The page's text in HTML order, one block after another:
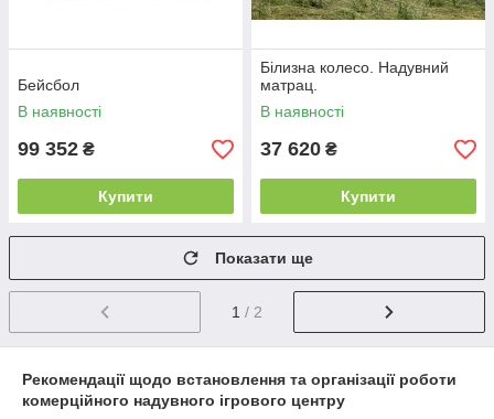
Бейсбол
В наявності
99 352 ₴
Купити
Білизна колесо. Надувний
матрац.
В наявності
37 620 ₴
Купити
Показати ще
1 / 2
Рекомендації щодо встановлення та організації роботи
комерційного надувного ігрового центру